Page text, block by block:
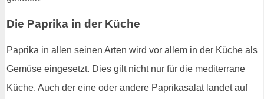
Die Paprika in der Küche
Paprika in allen seinen Arten wird vor allem in der Küche als
Gemüse eingesetzt. Dies gilt nicht nur für die mediterrane
Küche. Auch der eine oder andere Paprikasalat landet auf